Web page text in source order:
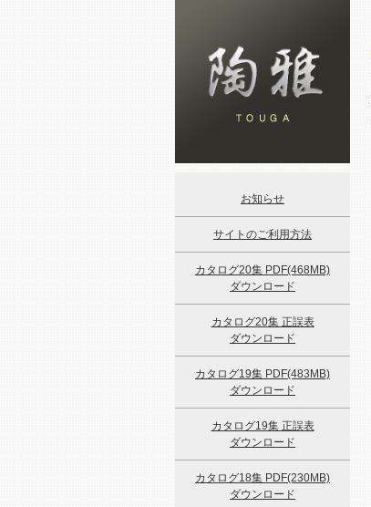
お知らせ
サイトのご利用方法
カタログ20集 PDF(468MB)
ダウンロード
カタログ20集 正誤表
ダウンロード
カタログ19集 PDF(483MB)
ダウンロード
カタログ19集 正誤表
ダウンロード
カタログ18集 PDF(230MB)
ダウンロード